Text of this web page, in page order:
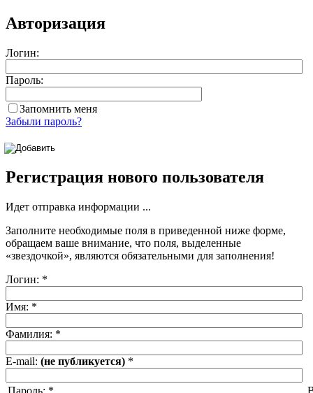
Авторизация
Логин:
Пароль:
Запомнить меня
Забыли пароль?
Регистрация нового пользователя
Идет отправка информации ...
Заполните необходимые поля в приведенной ниже форме,
обращаем ваше внимание, что поля, выделенные
«звездочкой», являются обязательными для заполнения!
Логин: *
Имя: *
Фамилия: *
E-mail: (не публикуется) *
Пароль: *